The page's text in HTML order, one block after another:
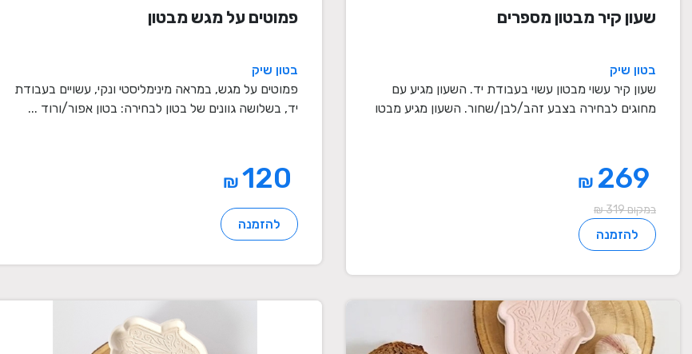
שעון קיר מבטון מספרים
בטון שיק
שעון קיר עשוי מבטון עשוי בעבודת יד. השעון מגיע עם
מחוגים לבחירה בצבע זהב/לבן/שחור. השעון מגיע מבטו
₪
במקום 319 ₪
להזמנה
פמוטים על מגש מבטון
בטון שיק
פמוטים על מגש, במראה מינימליסטי ונקי, עשויים בעבודת
יד, בשלושה גוונים של בטון לבחירה: בטון אפור/ורוד ...
₪
להזמנה